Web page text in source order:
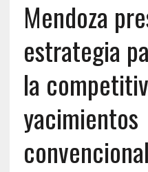
Mendoza
estrategia
la
yacimientos